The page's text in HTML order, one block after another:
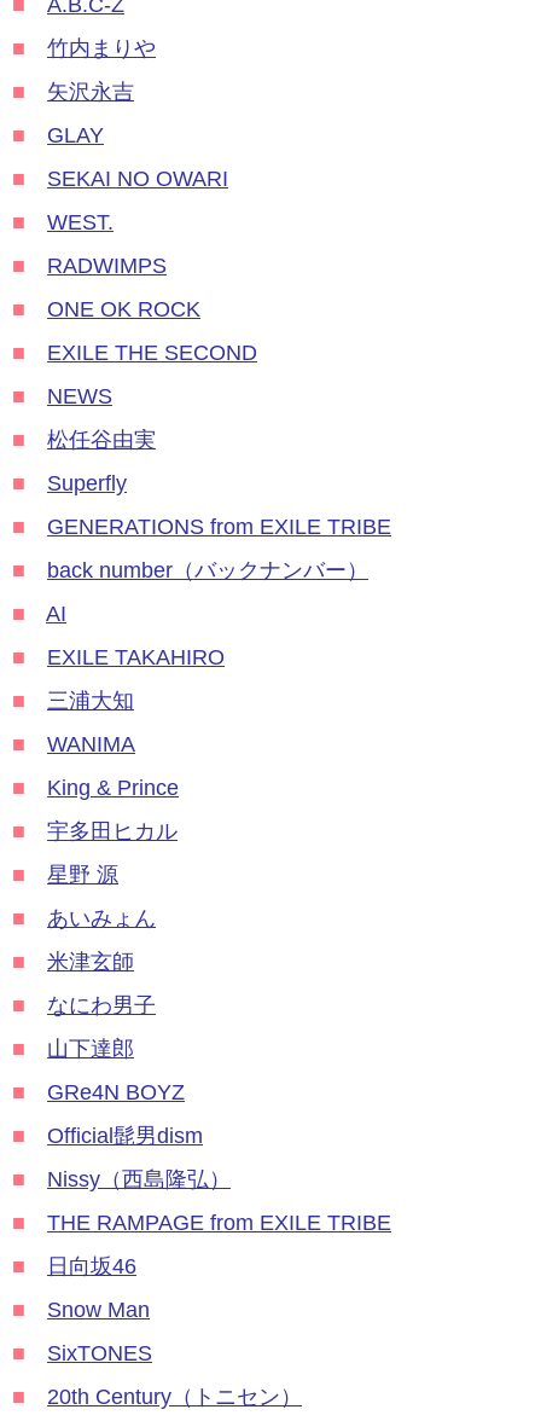
■
A.B.C-Z
■
竹内まりや
■
矢沢永吉
■
GLAY
■
SEKAI NO OWARI
■
WEST.
■
RADWIMPS
■
ONE OK ROCK
■
EXILE THE SECOND
■
NEWS
■
松任谷由実
■
Superfly
■
GENERATIONS from EXILE TRIBE
■
back number（バックナンバー）
■
AI
■
EXILE TAKAHIRO
■
三浦大知
■
WANIMA
■
King & Prince
■
宇多田ヒカル
■
星野 源
■
あいみょん
■
米津玄師
■
なにわ男子
■
山下達郎
■
GRe4N BOYZ
■
Official髭男dism
■
Nissy（西島隆弘）
■
THE RAMPAGE from EXILE TRIBE
■
日向坂46
■
Snow Man
■
SixTONES
■
20th Century（トニセン）